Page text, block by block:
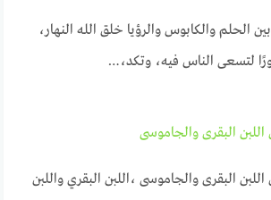
الحلم والكابوس والرؤيا خلق الله النهار،
لتسعى الناس فيه، وتكد،…
اللبن البقرى والجاموسى
اللبن البقرى والجاموسى ،اللبن البقري واللبن